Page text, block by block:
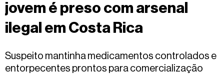
dia
Fale
conosco
jovem é preso com arsenal
ilegal em Costa Rica
Suspeito mantinha medicamentos controlados e
entorpecentes prontos para comercialização